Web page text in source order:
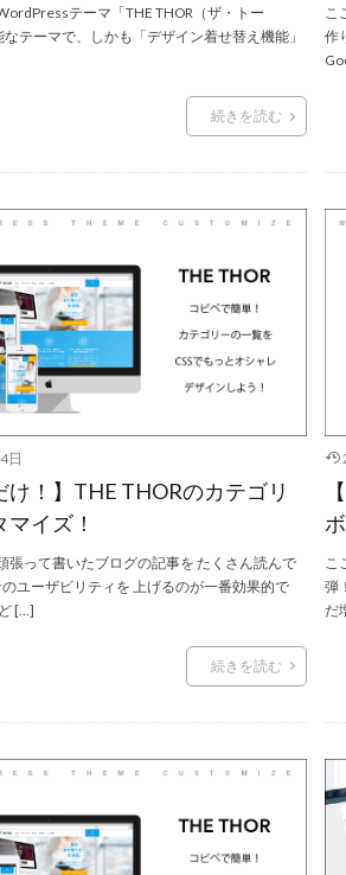
テーマ「THE THOR（ザ・トー
テーマで、しかも「デザイン着せ替え機能」
続きを読む
こ
作
日
け！】THE THORのカテゴリ
イズ！
張って書いたブログの記事を たくさん読んで
ユーザビリティを 上げるのが一番効果的で
[…]
続きを読む
こ
弾
だ